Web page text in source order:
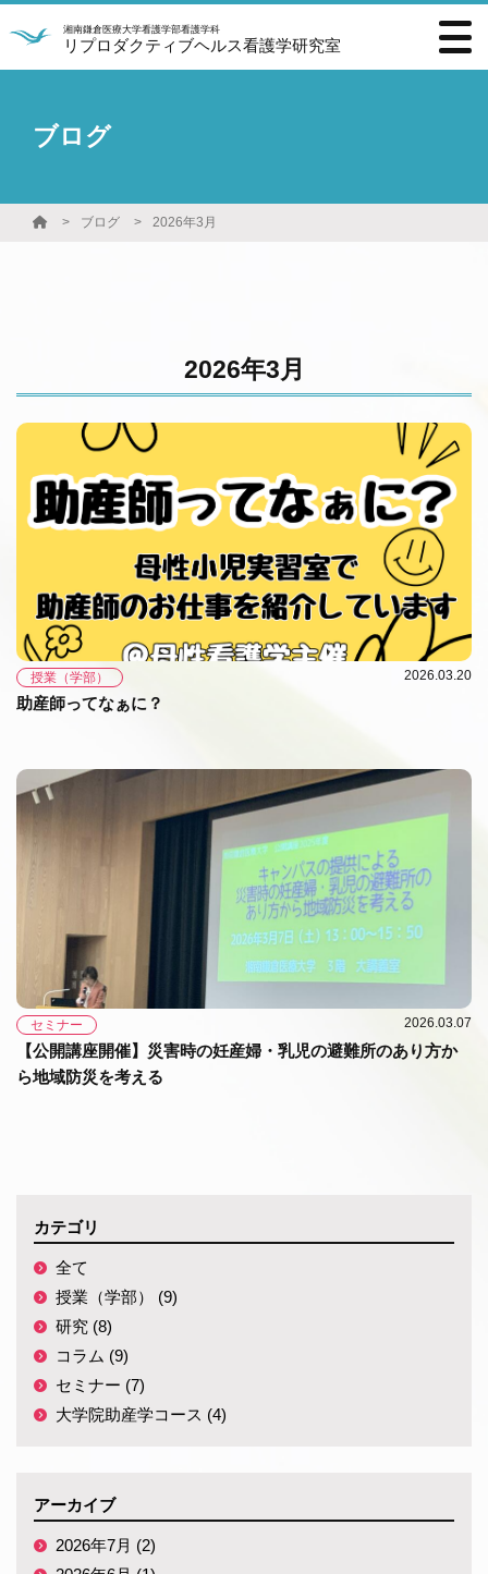
湘南鎌倉医療大学看護学部看護学科
リプロダクティブヘルス看護学研究室
ブログ
ブログ 2026年3月
2026年3月
授業（学部） 2026.03.20
助産師ってなぁに？
セミナー 2026.03.07
【公開講座開催】災害時の妊産婦・乳児の避難所のあり方か
ら地域防災を考える
カテゴリ
全て
授業（学部） (9)
研究 (8)
コラム (9)
セミナー (7)
大学院助産学コース (4)
アーカイブ
2026年7月 (2)